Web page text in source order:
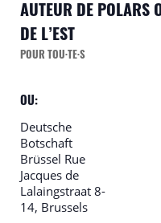
AUTEUR DE POLARS
DE L’EST
POUR TOU·TE·S
OU:
Deutsche
Botschaft
Brüssel Rue
Jacques de
Lalaingstraat 8-
14, Brussels